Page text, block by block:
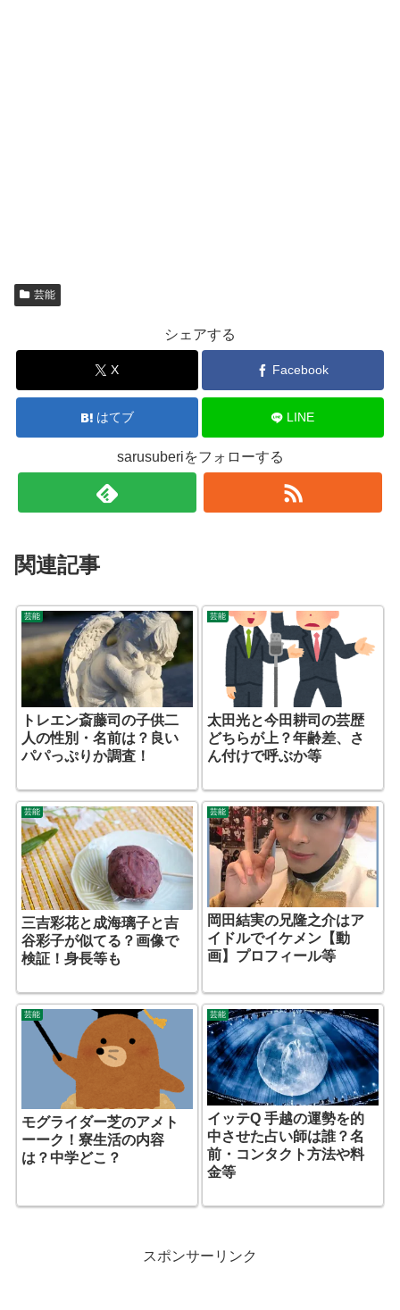
芸能
シェアする
X Facebook
はてブ LINE
sarusuberiをフォローする
関連記事
芸能
トレエン斎藤司の子供二
人の性別・名前は？良い
パパっぷりか調査！
芸能
太田光と今田耕司の芸歴
どちらが上？年齢差、さ
ん付けで呼ぶか等
芸能
三吉彩花と成海璃子と吉
谷彩子が似てる？画像で
検証！身長等も
芸能
岡田結実の兄隆之介はア
イドルでイケメン【動
画】プロフィール等
芸能
モグライダー芝のアメト
ーーク！寮生活の内容
は？中学どこ？
芸能
イッテQ 手越の運勢を的
中させた占い師は誰？名
前・コンタクト方法や料
金等
スポンサーリンク